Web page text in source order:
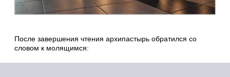
После завершения чтения архипастырь обратился со
словом к молящимся: